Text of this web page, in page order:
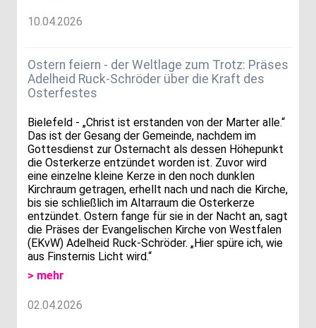
10.04.2026
Ostern feiern - der Weltlage zum Trotz: Präses
Adelheid Ruck-Schröder über die Kraft des
Osterfestes
Bielefeld - „Christ ist erstanden von der Marter alle.“
Das ist der Gesang der Gemeinde, nachdem im
Gottesdienst zur Osternacht als dessen Höhepunkt
die Osterkerze entzündet worden ist. Zuvor wird
eine einzelne kleine Kerze in den noch dunklen
Kirchraum getragen, erhellt nach und nach die Kirche,
bis sie schließlich im Altarraum die Osterkerze
entzündet. Ostern fange für sie in der Nacht an, sagt
die Präses der Evangelischen Kirche von Westfalen
(EKvW) Adelheid Ruck-Schröder. „Hier spüre ich, wie
aus Finsternis Licht wird.“
> mehr
02.04.2026